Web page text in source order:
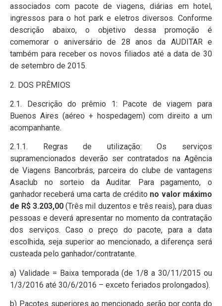
associados com pacote de viagens, diárias em hotel,
ingressos para o hot park e eletros diversos. Conforme
descrição abaixo, o objetivo dessa promoção é
comemorar o aniversário de 28 anos da AUDITAR e
também para receber os novos filiados até a data de 30
de setembro de 2015.
2. DOS PRÊMIOS
2.1. Descrição do prêmio 1: Pacote de viagem para
Buenos Aires (aéreo + hospedagem) com direito a um
acompanhante.
2.1.1. Regras de utilização: Os serviços
supramencionados deverão ser contratados na Agência
de Viagens Bancorbrás, parceira do clube de vantagens
Asaclub no sorteio da Auditar. Para pagamento, o
ganhador receberá uma carta de crédito no valor máximo
de R$ 3.203,00 (Três mil duzentos e três reais), para duas
pessoas e deverá apresentar no momento da contratação
dos serviços. Caso o preço do pacote, para a data
escolhida, seja superior ao mencionado, a diferença será
custeada pelo ganhador/contratante.
a) Validade = Baixa temporada (de 1/8 a 30/11/2015 ou
1/3/2016 até 30/6/2016 – exceto feriados prolongados).
b) Pacotes superiores ao mencionado serão por conta do